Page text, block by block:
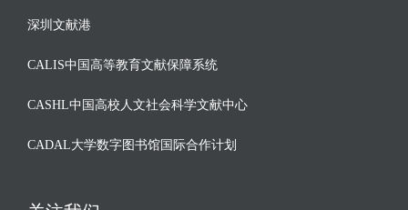
深圳文献港
CALIS中国高等教育文献保障系统
CASHL中国高校人文社会科学文献中心
CADAL大学数字图书馆国际合作计划